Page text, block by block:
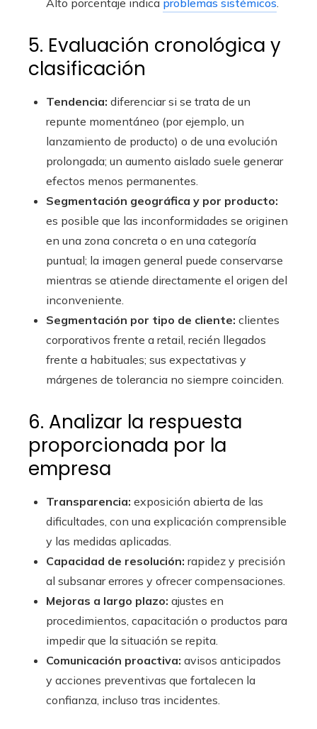
Alto porcentaje indica problemas sistémicos.
5. Evaluación cronológica y
clasificación
Tendencia: diferenciar si se trata de un
repunte momentáneo (por ejemplo, un
lanzamiento de producto) o de una evolución
prolongada; un aumento aislado suele generar
efectos menos permanentes.
Segmentación geográfica y por producto:
es posible que las inconformidades se originen
en una zona concreta o en una categoría
puntual; la imagen general puede conservarse
mientras se atiende directamente el origen del
inconveniente.
Segmentación por tipo de cliente: clientes
corporativos frente a retail, recién llegados
frente a habituales; sus expectativas y
márgenes de tolerancia no siempre coinciden.
6. Analizar la respuesta
proporcionada por la
empresa
Transparencia: exposición abierta de las
dificultades, con una explicación comprensible
y las medidas aplicadas.
Capacidad de resolución: rapidez y precisión
al subsanar errores y ofrecer compensaciones.
Mejoras a largo plazo: ajustes en
procedimientos, capacitación o productos para
impedir que la situación se repita.
Comunicación proactiva: avisos anticipados
y acciones preventivas que fortalecen la
confianza, incluso tras incidentes.